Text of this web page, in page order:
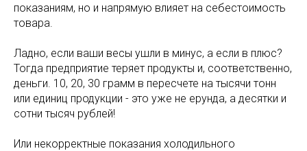
показаниям, но и напрямую влияет на себестоимость
товара.
Ладно, если ваши весы ушли в минус, а если в плюс?
Тогда предприятие теряет продукты и, соответственно,
деньги. 10, 20, 30 грамм в пересчете на тысячи тонн
или единиц продукции - это уже не ерунда, а десятки и
сотни тысяч рублей!
Или некорректные показания холодильного